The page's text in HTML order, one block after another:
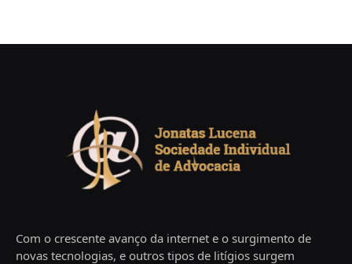
Com o crescente avanço da internet e o surgimento de
novas tecnologias, e outros tipos de litígios surgem